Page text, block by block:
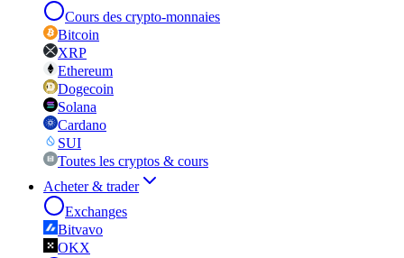
Cours des crypto-monnaies
Bitcoin
XRP
Ethereum
Dogecoin
Solana
Cardano
SUI
Toutes les cryptos & cours
Acheter & trader
Exchanges
Bitvavo
OKX